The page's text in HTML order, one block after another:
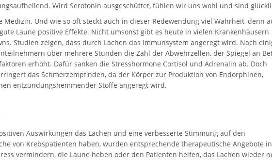
Wird Serotonin ausgeschüttet, fühlen wir uns wohl und sind
Medizin. Und wie so oft steckt auch in dieser Redewendung viel Wahrheit, denn
Laune positive Effekte. Nicht umsonst gibt es heute in vielen Krankenhäusern
Studien zeigen, dass durch Lachen das Immunsystem angeregt wird. Nach
über mehrere Stunden die Zahl der Abwehrzellen, der Spiegel an
erhöht. Dafür sanken die Stresshormone Cortisol und Adrenalin ab. Doch
das Schmerzempfinden, da der Körper zur Produktion von Endorphinen,
entzündungshemmender Stoffe angeregt wird.
Auswirkungen das Lachen und eine verbesserte Stimmung auf den
von Krebspatienten haben, wurden entsprechende therapeutische Angebote
vermindern, die Laune heben oder den Patienten helfen, das Lachen wieder